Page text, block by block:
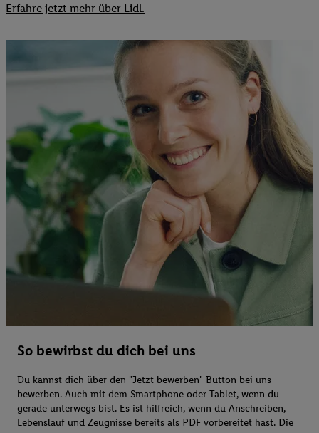
Erfahre jetzt mehr über Lidl.
So bewirbst du dich bei uns
Du kannst dich über den "Jetzt bewerben"-Button bei uns
bewerben. Auch mit dem Smartphone oder Tablet, wenn du
gerade unterwegs bist. Es ist hilfreich, wenn du Anschreiben,
Lebenslauf und Zeugnisse bereits als PDF vorbereitet hast. Die